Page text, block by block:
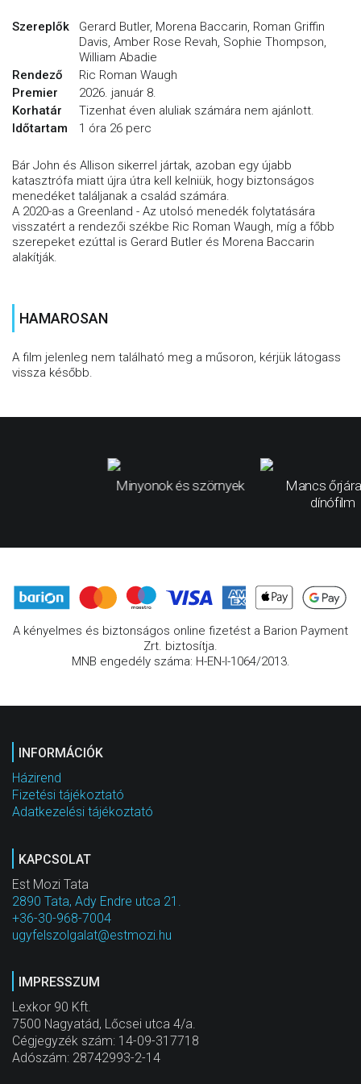
Szereplők
Gerard Butler, Morena Baccarin, Roman Griffin
Davis, Amber Rose Revah, Sophie Thompson,
William Abadie
Rendező
Ric Roman Waugh
Premier
2026. január 8.
Korhatár
Tizenhat éven aluliak számára nem ajánlott.
Időtartam
1 óra 26 perc
Bár John és Allison sikerrel jártak, azoban egy újabb
katasztrófa miatt újra útra kell kelniük, hogy biztonságos
menedéket találjanak a család számára.
A 2020-as a Greenland - Az utolsó menedék folytatására
visszatért a rendezői székbe Ric Roman Waugh, míg a főbb
szerepeket ezúttal is Gerard Butler és Morena Baccarin
alakítják.
HAMAROSAN
A film jelenleg nem található meg a műsoron, kérjük látogass
vissza később.
Minyonok és szörnyek
Mancs
dínófilm
A kényelmes és biztonságos online fizetést a Barion Payment
Zrt. biztosítja.
MNB engedély száma: H-EN-I-1064/2013.
INFORMÁCIÓK
Házirend
Fizetési tájékoztató
Adatkezelési tájékoztató
KAPCSOLAT
Est Mozi Tata
2890 Tata, Ady Endre utca 21.
+36-30-968-7004
ugyfelszolgalat@estmozi.hu
IMPRESSZUM
Lexkor 90 Kft.
7500 Nagyatád, Lőcsei utca 4/a.
Cégjegyzék szám: 14-09-317718
Adószám: 28742993-2-14